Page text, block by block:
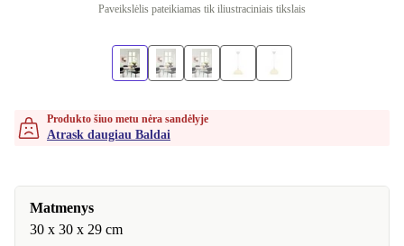
Paveikslėlis pateikiamas tik iliustraciniais tikslais
Produkto šiuo metu nėra sandėlyje
Atrask daugiau Baldai
Matmenys
30 x 30 x 29 cm